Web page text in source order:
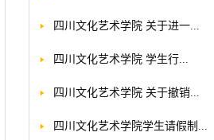
四川文化艺术学院 关于进一...
四川文化艺术学院 学生行...
四川文化艺术学院 关于撤销...
四川文化艺术学院学生请假制...